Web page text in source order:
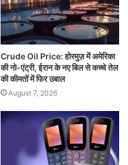
Crude Oil Price: होरमुज़ में अमेरिका
की नो-एंट्री, ईरान के नए बिल से कच्चे तेल
की कीमतों में फिर उबाल
August 7, 2026